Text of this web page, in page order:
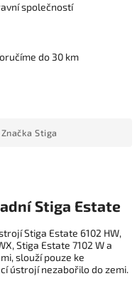
společností
do 30 km
Značka Stiga
Stiga Estate
Stiga Estate 6102 HW,
Stiga Estate 7102 W a
slouží pouze ke
ústrojí nezabořilo do zemi.